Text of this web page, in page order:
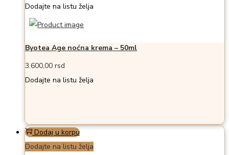
Dodajte na listu želja
Byotea Age noćna krema – 50ml
3.600,00 rsd
Dodajte na listu želja
Dodaj u korpu
Dodajte na listu želja